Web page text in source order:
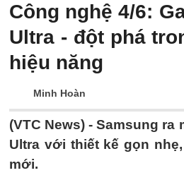
Công nghệ 4/6:
Ultra - đột phá
hiệu năng
Minh Hoàn
(VTC News) -Samsung ra
Ultra với thiết kế gọn
mới.